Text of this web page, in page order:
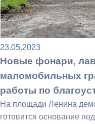
23.05.2023
Новые фонари,
маломобильных
работы по
На площади Ленина
готовится основание